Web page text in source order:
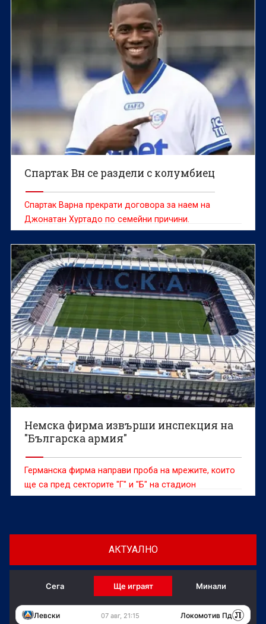
Спартак Вн се раздели с колумбиец
Спартак Варна прекрати договора за наем на
Джонатан Хуртадо по семейни причини.
Немска фирма извърши инспекция на
"Българска армия"
Германска фирма направи проба на мрежите, които
ще са пред секторите "Г" и "Б" на стадион
"Българска армия", съобщава "24 часа".
АКТУАЛНО
Сега Ще играят Минали
Левски 07 авг, 21:15 Локомотив Пд